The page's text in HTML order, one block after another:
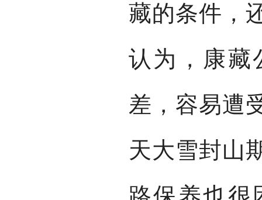
藏的条件，
认为，康藏
差，容易遭
天大雪封山